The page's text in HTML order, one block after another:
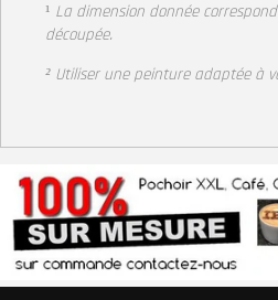
¹ La dimension donnée
découpée.
² Utiliser une peinture adaptée à